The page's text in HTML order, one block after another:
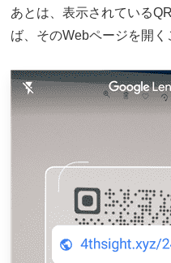
あとは、表示されている
ば、そのWebページを開く